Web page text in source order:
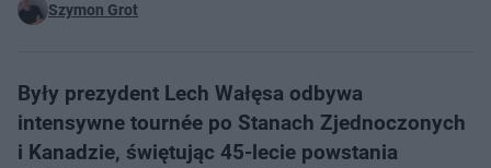
Szymon Grot
Były prezydent Lech Wałęsa odbywa
intensywne tournée po Stanach Zjednoczonych
i Kanadzie, świętując 45-lecie powstania